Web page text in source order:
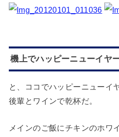
機上でハッピーニューイヤ
と、ココでハッピーニューイ
後輩とワインで乾杯だ。
メインのご飯にチキンのホワ